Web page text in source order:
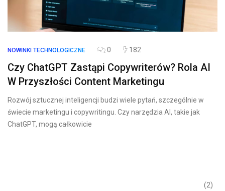
NOWINKI TECHNOLOGICZNE 0 182
Czy ChatGPT Zastąpi Copywriterów? Rola AI
W Przyszłości Content Marketingu
Rozwój sztucznej inteligencji budzi wiele pytań, szczególnie w
świecie marketingu i copywritingu. Czy narzędzia AI, takie jak
ChatGPT, mogą całkowicie
(2)